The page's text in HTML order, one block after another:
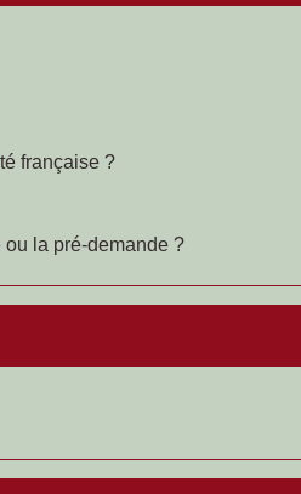
française ?
la pré-demande ?